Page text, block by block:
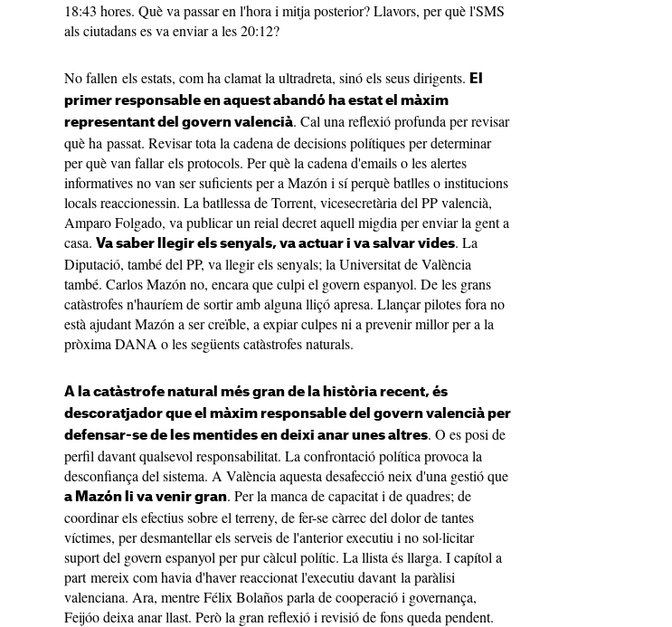
18:43 hores. Què va passar en l'hora i mitja posterior? Llavors, per què l'SMS
als ciutadans es va enviar a les 20:12?
No fallen els estats, com ha clamat la ultradreta, sinó els seus dirigents. El
primer responsable en aquest abandó ha estat el màxim
representant del govern valencià. Cal una reflexió profunda per revisar
què ha passat. Revisar tota la cadena de decisions polítiques per determinar
per què van fallar els protocols. Per què la cadena d'emails o les alertes
informatives no van ser suficients per a Mazón i sí perquè batlles o institucions
locals reaccionessin. La batllessa de Torrent, vicesecretària del PP valencià,
Amparo Folgado, va publicar un reial decret aquell migdia per enviar la gent a
casa. Va saber llegir els senyals, va actuar i va salvar vides. La
Diputació, també del PP, va llegir els senyals; la Universitat de València
també. Carlos Mazón no, encara que culpi el govern espanyol. De les grans
catàstrofes n'hauríem de sortir amb alguna lliçó apresa. Llançar pilotes fora no
està ajudant Mazón a ser creïble, a expiar culpes ni a prevenir millor per a la
pròxima DANA o les següents catàstrofes naturals.
A la catàstrofe natural més gran de la història recent, és
descoratjador que el màxim responsable del govern valencià per
defensar-se de les mentides en deixi anar unes altres. O es posi de
perfil davant qualsevol responsabilitat. La confrontació política provoca la
desconfiança del sistema. A València aquesta desafecció neix d'una gestió que
a Mazón li va venir gran. Per la manca de capacitat i de quadres; de
coordinar els efectius sobre el terreny, de fer-se càrrec del dolor de tantes
víctimes, per desmantellar els serveis de l'anterior executiu i no sol·licitar
suport del govern espanyol per pur càlcul polític. La llista és llarga. I capítol a
part mereix com havia d'haver reaccionat l'executiu davant la paràlisi
valenciana. Ara, mentre Félix Bolaños parla de cooperació i governança,
Feijóo deixa anar llast. Però la gran reflexió i revisió de fons queda pendent.